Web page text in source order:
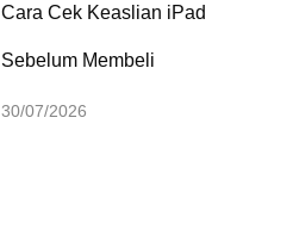
Cara Cek Keaslian iPad
Sebelum Membeli
30/07/2026